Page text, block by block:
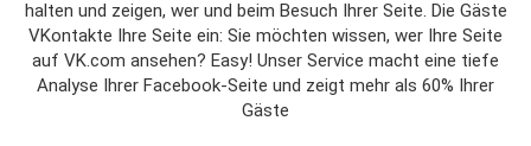
halten und zeigen, wer und beim Besuch Ihrer Seite. Die Gäste
VKontakte Ihre Seite ein: Sie möchten wissen, wer Ihre Seite
auf VK.com ansehen? Easy! Unser Service macht eine tiefe
Analyse Ihrer Facebook-Seite und zeigt mehr als 60% Ihrer
Gäste